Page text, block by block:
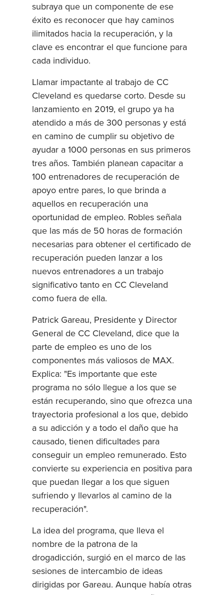
subraya que un componente de ese
éxito es reconocer que hay caminos
ilimitados hacia la recuperación, y la
clave es encontrar el que funcione para
cada individuo.
Llamar impactante al trabajo de CC
Cleveland es quedarse corto. Desde su
lanzamiento en 2019, el grupo ya ha
atendido a más de 300 personas y está
en camino de cumplir su objetivo de
ayudar a 1000 personas en sus primeros
tres años. También planean capacitar a
100 entrenadores de recuperación de
apoyo entre pares, lo que brinda a
aquellos en recuperación una
oportunidad de empleo. Robles señala
que las más de 50 horas de formación
necesarias para obtener el certificado de
recuperación pueden lanzar a los
nuevos entrenadores a un trabajo
significativo tanto en CC Cleveland
como fuera de ella.
Patrick Gareau, Presidente y Director
General de CC Cleveland, dice que la
parte de empleo es uno de los
componentes más valiosos de MAX.
Explica: "Es importante que este
programa no sólo llegue a los que se
están recuperando, sino que ofrezca una
trayectoria profesional a los que, debido
a su adicción y a todo el daño que ha
causado, tienen dificultades para
conseguir un empleo remunerado. Esto
convierte su experiencia en positiva para
que puedan llegar a los que siguen
sufriendo y llevarlos al camino de la
recuperación".
La idea del programa, que lleva el
nombre de la patrona de la
drogadicción, surgió en el marco de las
sesiones de intercambio de ideas
dirigidas por Gareau. Aunque había otras